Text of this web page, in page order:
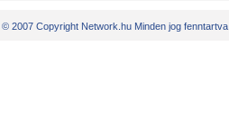
© 2007 Copyright Network.hu Minden jog fenntartva.